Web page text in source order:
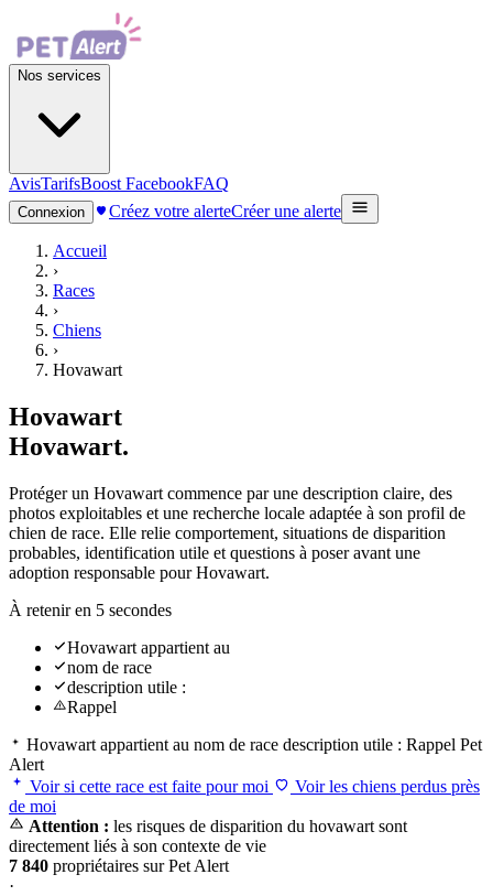
Nos services
AvisTarifsBoost FacebookFAQ
Connexion Créez votre alerteCréer une alerte
Accueil
›
Races
›
Chiens
›
Hovawart
Hovawart
Hovawart.
Protéger un Hovawart commence par une description claire, des
photos exploitables et une recherche locale adaptée à son profil de
chien de race. Elle relie comportement, situations de disparition
probables, identification utile et questions à poser avant une
adoption responsable pour Hovawart.
À retenir en 5 secondes
Hovawart appartient au
nom de race
description utile :
Rappel
Hovawart appartient au nom de race description utile : Rappel Pet
Alert
Voir si cette race est faite pour moi
Voir les chiens perdus près
de moi
Attention : les risques de disparition du hovawart sont
directement liés à son contexte de vie
7 840 propriétaires sur Pet Alert
·